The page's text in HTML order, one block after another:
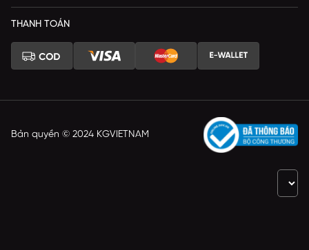
THANH TOÁN
Bản quyền © 2024 KGVIETNAM